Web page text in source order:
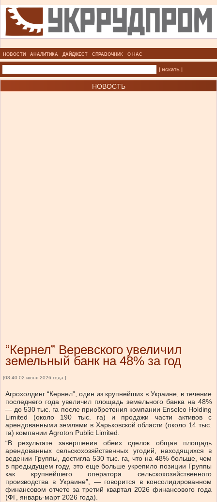
НОВОСТИ АНАЛИТИКА ДАЙДЖЕСТ СПРАВОЧНИК О НАС
| искать |
НОВОСТЬ
“Кернел” Веревского увеличил
земельный банк на 48% за год
[08:40 02 июня 2026 года ]
Агрохолдинг “Кернел”, один из крупнейших в Украине, в течение
последнего года увеличил площадь земельного банка на 48%
— до 530 тыс. га после приобретения компании Enselco Holding
Limited (около 190 тыс. га) и продажи части активов с
арендованными землями в Харьковской области (около 14 тыс.
га) компании Agroton Public Limited.
“В результате завершения обеих сделок общая площадь
арендованных сельскохозяйственных угодий, находящихся в
ведении Группы, достигла 530 тыс. га, что на 48% больше, чем
в предыдущем году, это еще больше укрепило позиции Группы
как крупнейшего оператора сельскохозяйственного
производства в Украине”, — говорится в консолидированном
финансовом отчете за третий квартал 2026 финансового года
(ФГ, январь-март 2026 года).